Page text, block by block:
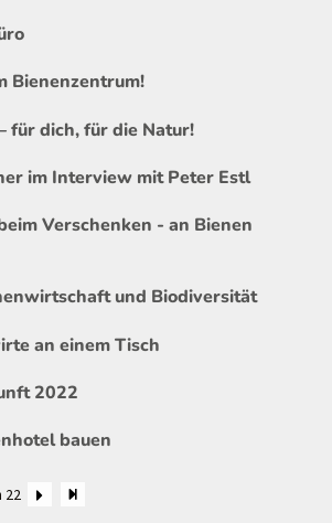
Bienenzentrum!
für dich, für die Natur!
im Interview mit Peter Estl
Verschenken - an Bienen
und Biodiversität
an einem Tisch
2022
bauen
22